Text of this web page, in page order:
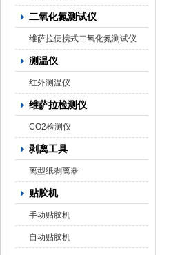
二氧化氮测试仪
维萨拉便携式二氧化氮测试仪
测温仪
红外测温仪
维萨拉检测仪
CO2检测仪
剥离工具
离型纸剥离器
贴胶机
手动贴胶机
自动贴胶机